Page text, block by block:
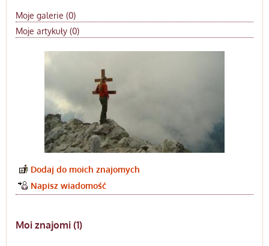
Moje galerie (0)
Moje artykuły (0)
Dodaj do moich znajomych
Napisz wiadomość
Moi znajomi (1)